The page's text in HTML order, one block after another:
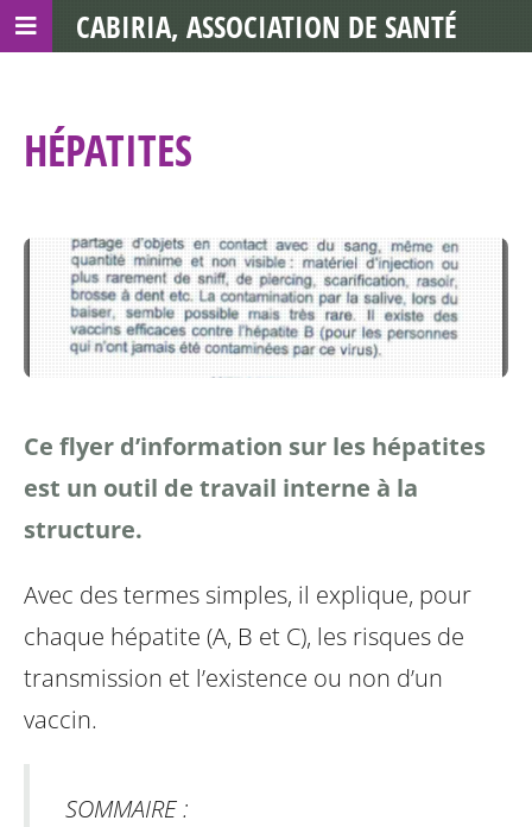
HÉPATITES
Ce flyer d’information sur les hépatites
est un outil de travail interne à la
structure.
Avec des termes simples, il explique, pour
chaque hépatite (A, B et C), les risques de
transmission et l’existence ou non d’un
vaccin.
SOMMAIRE :
CABIRIA, ASSOCIATION DE SANTÉ